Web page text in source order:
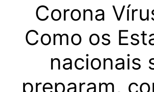
Corona
Como os
nacionais
preparam,